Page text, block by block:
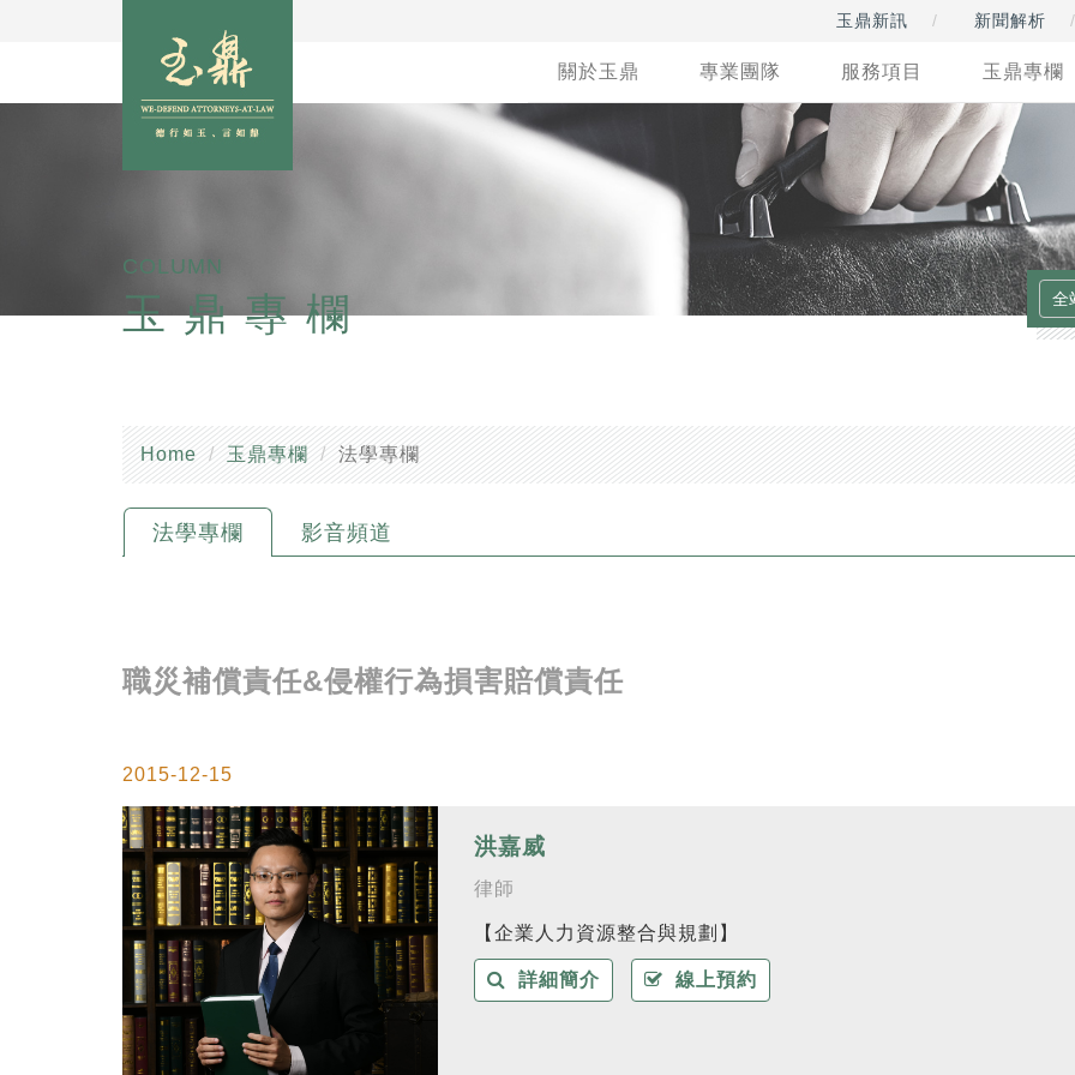
玉鼎新訊 新聞解析
關於玉鼎 專業團隊 服務項目 玉鼎專欄
COLUMN
玉鼎專欄
Home 玉鼎專欄 法學專欄
法學專欄 影音頻道
職災補償責任&侵權行為損害賠償責任
2015-12-15
洪嘉威
律師
【企業人力資源整合與規劃】
詳細簡介 線上預約